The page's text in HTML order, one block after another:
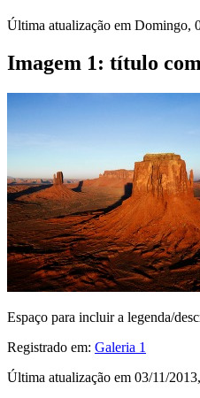
Última atualização em Domingo,
Imagem 1: título
Espaço para incluir a legenda/
Registrado em: Galeria 1
Última atualização em 03/11/